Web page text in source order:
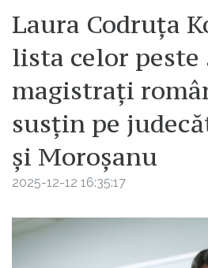
Laura Codruța
lista celor peste
magistrați
susțin pe
și Moroșanu
2025-12-12 16:35:17